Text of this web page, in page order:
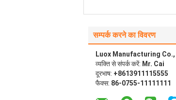
सम्पर्क करने का विवरण
Luox Manufacturing
व्यक्ति से संपर्क करें: Mr. Cai
दूरभाष: +8613911115555
फैक्स: 86-0755-11111111